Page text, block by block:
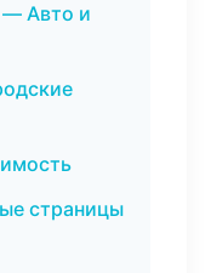
— Авто и
страницы